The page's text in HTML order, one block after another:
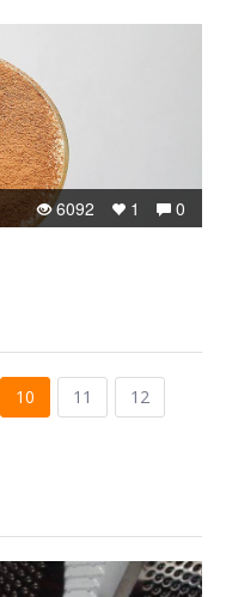
0
1
6092
10 11
12